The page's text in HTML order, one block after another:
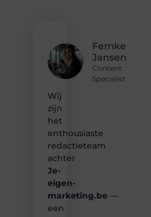
Femke
Jansen
Content
Specialist
Wij
zijn
het
enthousiaste
redactieteam
achter
Je-
eigen-
marketing.be —
een